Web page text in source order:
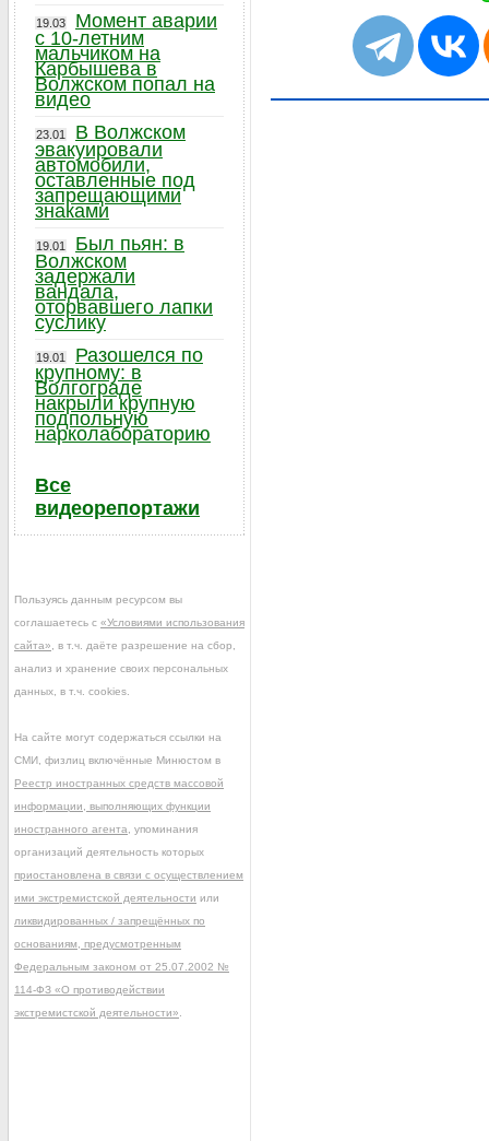
19.03
Момент аварии
с 10-летним
мальчиком на
Карбышева в
Волжском попал на
видео
23.01
В Волжском
эвакуировали
автомобили,
оставленные под
запрещающими
знаками
19.01
Был пьян: в
Волжском
задержали
вандала,
оторвавшего лапки
суслику
19.01
Разошелся по
крупному: в
Волгограде
накрыли крупную
подпольную
нарколабораторию
Все
видеорепортажи
Пользуясь данным ресурсом вы
соглашаетесь с «Условиями использования
сайта» , в т.ч. даёте разрешение на сбор,
анализ и хранение своих персональных
данных, в т.ч. cookies.
На сайте могут содержаться ссылки на
СМИ, физлиц включённые Минюстом в
Реестр иностранных средств массовой
информации, выполняющих функции
иностранного агента , упоминания
организаций деятельность которых
приостановлена в связи с осуществлением
ими экстремистской деятельности или
ликвидированных / запрещённых по
основаниям, предусмотренным
Федеральным законом от 25.07.2002 №
114-ФЗ «О противодействии
экстремистской деятельности»